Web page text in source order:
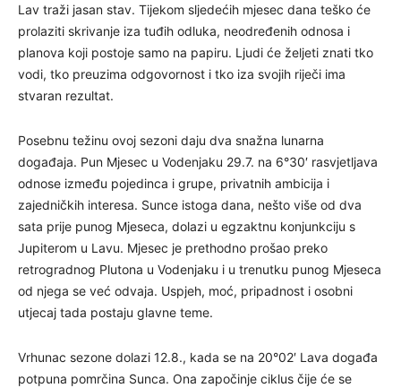
Lav traži jasan stav. Tijekom sljedećih mjesec dana teško će
prolaziti skrivanje iza tuđih odluka, neodređenih odnosa i
planova koji postoje samo na papiru. Ljudi će željeti znati tko
vodi, tko preuzima odgovornost i tko iza svojih riječi ima
stvaran rezultat.
Posebnu težinu ovoj sezoni daju dva snažna lunarna
događaja. Pun Mjesec u Vodenjaku 29.7. na 6°30′ rasvjetljava
odnose između pojedinca i grupe, privatnih ambicija i
zajedničkih interesa. Sunce istoga dana, nešto više od dva
sata prije punog Mjeseca, dolazi u egzakt­nu konjunkciju s
Jupiterom u Lavu. Mjesec je prethodno prošao preko
retrogradnog Plutona u Vodenjaku i u trenutku punog Mjeseca
od njega se već odvaja. Uspjeh, moć, pripadnost i osobni
utjecaj tada postaju glavne teme.
Vrhunac sezone dolazi 12.8., kada se na 20°02′ Lava događa
potpuna pomrčina Sunca. Ona započinje ciklus čije će se